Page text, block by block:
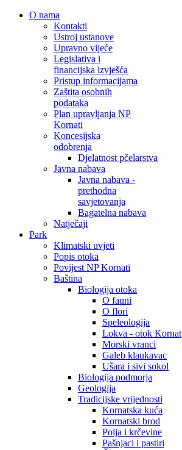
O nama
Kontakti
Ustroj ustanove
Upravno vijeće
Legislativa i
financijska izvješća
Pristup informacijama
Zaštita osobnih
podataka
Plan upravljanja NP
Kornati
Koncesijska
odobrenja
Djelatnost pčelarstva
Javna nabava
Javna nabava -
prethodna
savjetovanja
Bagatelna nabava
Natječaji
Park
Klimatski uvjeti
Popis otoka
Povijest NP Kornati
Baština
Biologija otoka
O fauni
O flori
Speleologija
Lokva - otok Kornat
Morski vranci
Galeb klaukavac
Ušara i sivi sokol
Biologija podmorja
Geologija
Tradicijske vrijednosti
Kornatska kuća
Kornatski brod
Polja i krčevine
Pašnjaci i pastiri